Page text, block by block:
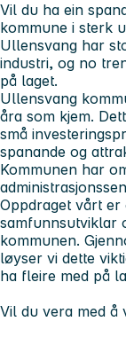
Vil du ha ein
kommune i sterk
Ullensvang har
industri, og no
på laget.
Ullensvang
åra som kjem.
små
spanande og
Kommunen har
Oppdraget vårt er
samfunnsutviklar
kommunen.
løyser vi dette
ha fleire med på
Vil du vera med å